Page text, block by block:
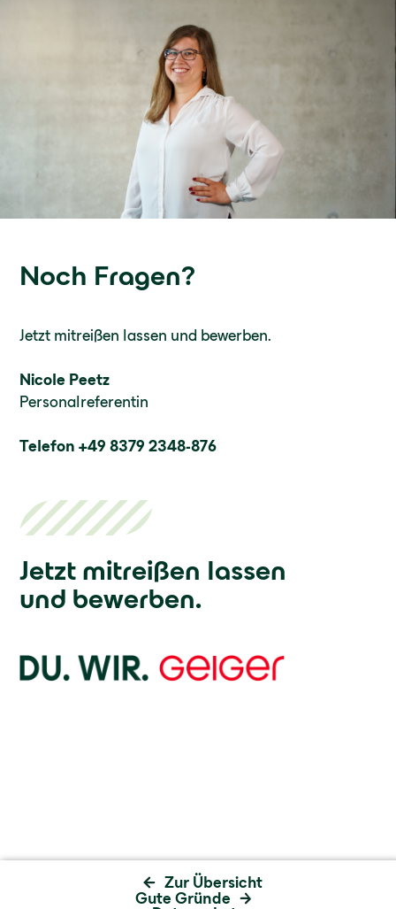
Noch Fragen?
Jetzt mitreißen lassen und bewerben.
Nicole Peetz
Personalreferentin
Telefon +49 8379 2348-876
Jetzt mitreißen lassen
und bewerben.
Zur Übersicht